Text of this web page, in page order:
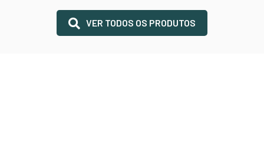
VER TODOS OS PRODUTOS